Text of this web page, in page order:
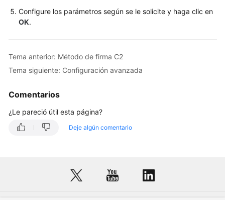
Configure los parámetros según se le solicite y haga clic en
OK.
Tema anterior: Método de firma C2
Tema siguiente: Configuración avanzada
Comentarios
¿Le pareció útil esta página?
Deje algún comentario